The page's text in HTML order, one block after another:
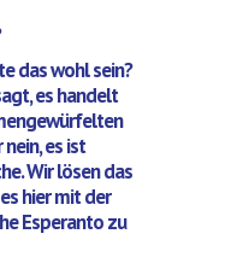
das wohl sein?
es handelt
es ist
Wir lösen das
hier mit der
Esperanto zu